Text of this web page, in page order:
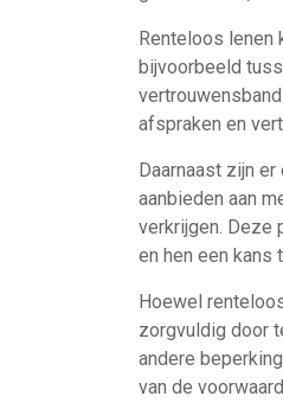
Renteloos lenen
bijvoorbeeld
afspraken en
Daarnaast zijn
aanbieden aan
verkrijgen. Deze
en hen een kans
Hoewel
zorgvuldig door
andere
van de